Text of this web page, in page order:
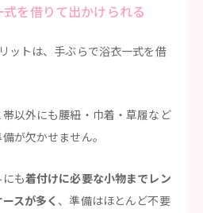
を借りて出かけられる
ットは、手ぶらで浴衣一式を借
以外にも腰紐・巾着・草履など
が欠かせません。
も着付けに必要な小物までレン
スが多く 、準備はほとんど不要